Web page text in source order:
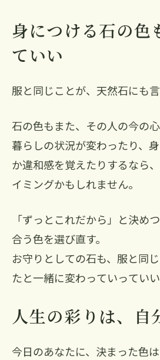
身につける石の色
ていい
服と同じことが、天然石にも言
石の色もまた、その人の今の
暮らしの状況が変わったり、
か違和感を覚えたりするなら
イミングかもしれません。
「ずっとこれだから」と決め
合う色を選び直す。
お守りとしての石も、服と同
たと一緒に変わっていっていい
人生の彩りは、自
今日のあなたに、決まった色は